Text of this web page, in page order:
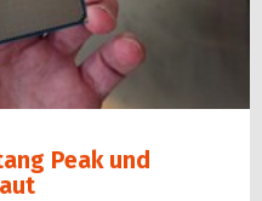
Peak und